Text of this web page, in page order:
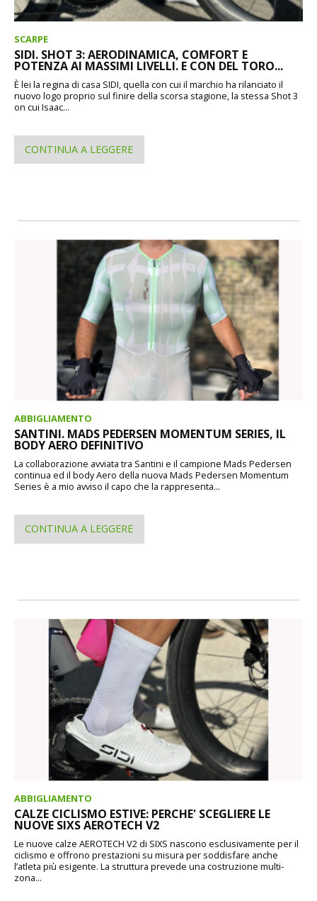
SCARPE
SIDI. SHOT 3: AERODINAMICA, COMFORT E
POTENZA AI MASSIMI LIVELLI. E CON DEL TORO...
È lei la regina di casa SIDI, quella con cui il marchio ha rilanciato il
nuovo logo proprio sul finire della scorsa stagione, la stessa Shot 3
on cui Isaac...
CONTINUA A LEGGERE
ABBIGLIAMENTO
SANTINI. MADS PEDERSEN MOMENTUM SERIES, IL
BODY AERO DEFINITIVO
La collaborazione avviata tra Santini e il campione Mads Pedersen
continua ed il body Aero della nuova Mads Pedersen Momentum
Series è a mio avviso il capo che la rappresenta...
CONTINUA A LEGGERE
ABBIGLIAMENTO
CALZE CICLISMO ESTIVE: PERCHE' SCEGLIERE LE
NUOVE SIXS AEROTECH V2
Le nuove calze AEROTECH V2 di SIXS nascono esclusivamente per il
ciclismo e offrono prestazioni su misura per soddisfare anche
l’atleta più esigente. La struttura prevede una costruzione multi-
zona...